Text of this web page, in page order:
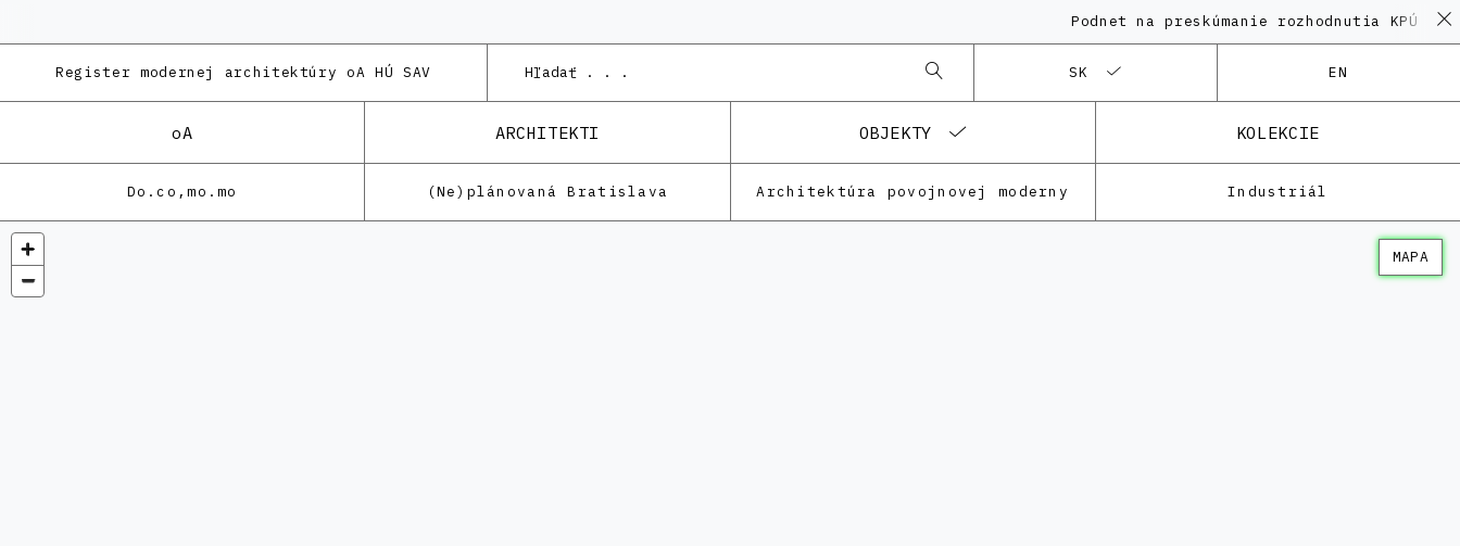
Podnet na preskúmanie rozhodnutia KPÚ vo
Register modernej architektúry oA HÚ SAV SK EN
oA ARCHITEKTI OBJEKTY KOLEKCIE
Do.co,mo.mo (Ne)plánovaná Bratislava Architektúra povojnovej moderny Industriál
MAPA